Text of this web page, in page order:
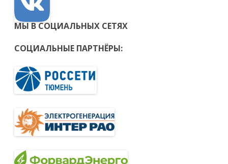
МЫ В СОЦИАЛЬНЫХ СЕТЯХ
СОЦИАЛЬНЫЕ ПАРТНЁРЫ: